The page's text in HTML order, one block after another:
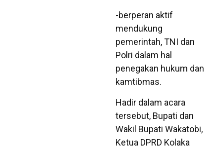
-berperan aktif
mendukung
pemerintah, TNI dan
Polri dalam hal
penegakan hukum dan
kamtibmas.
Hadir dalam acara
tersebut, Bupati dan
Wakil Bupati Wakatobi,
Ketua DPRD Kolaka